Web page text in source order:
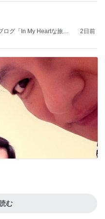
グ「In My Heartな旅日
2日前
む